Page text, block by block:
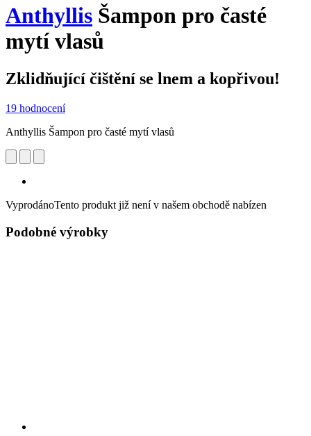
Anthyllis Šampon pro časté
mytí vlasů
Zklidňující čištění se lnem a kopřivou!
19 hodnocení
Anthyllis Šampon pro časté mytí vlasů
VyprodánoTento produkt již není v našem obchodě nabízen
Podobné výrobky